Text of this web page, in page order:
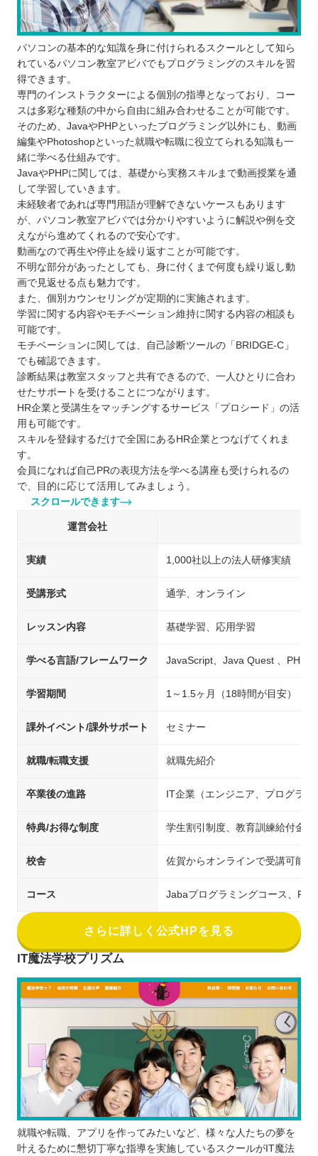
パソコンの基本的な知識を身に付けられるスクールとして知ら
れているパソコン教室アビバでもプログラミングのスキルを習
得できます。
専門のインストラクターによる個別の指導となっており、コー
スは多彩な種類の中から自由に組み合わせることが可能です。
そのため、JavaやPHPといったプログラミング以外にも、動画
編集やPhotoshopといった就職や転職に役立てられる知識も一
緒に学べる仕組みです。
JavaやPHPに関しては、基礎から実務スキルまで動画授業を通
して学習していきます。
未経験者であれば専門用語が理解できないケースもあります
が、パソコン教室アビバでは分かりやすいように解説や例を交
えながら進めてくれるので安心です。
動画なので再生や停止を繰り返すことが可能です。
不明な部分があったとしても、身に付くまで何度も繰り返し動
画で見返せる点も魅力です。
また、個別カウンセリングが定期的に実施されます。
学習に関する内容やモチベーション維持に関する内容の相談も
可能です。
モチベーションに関しては、自己診断ツールの「BRIDGE-C」
でも確認できます。
診断結果は教室スタッフと共有できるので、一人ひとりに合わ
せたサポートを受けることにつながります。
HR企業と受講生をマッチングするサービス「プロシード」の活
用も可能です。
スキルを登録するだけで全国にあるHR企業とつなげてくれま
す。
会員になれば自己PRの表現方法を学べる講座も受けられるの
で、目的に応じて活用してみましょう。
スクロールできます
運営会社
実績 1,000社以上の法人研修実績
受講形式 通学、オンライン
レッスン内容 基礎学習、応用学習
学べる言語/フレームワーク JavaScript、Java Quest 、PHP
学習期間 1～1.5ヶ月（18時間が目安）
課外イベント/課外サポート セミナー
就職/転職支援 就職先紹介
卒業後の進路 IT企業（エンジニア、プログラ
特典/お得な制度 学生割引制度、教育訓練給付金制
校舎 佐賀からオンラインで受講可能
コース Jabaプログラミングコース、
さらに詳しく公式HPを見る
IT魔法学校プリズム
就職や転職、アプリを作ってみたいなど、様々な人たちの夢を
叶えるために懇切丁寧な指導を実施しているスクールがIT魔法